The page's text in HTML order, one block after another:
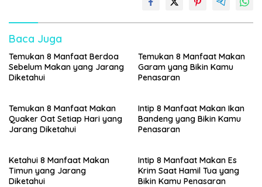
Baca Juga
Temukan 8 Manfaat Berdoa
Sebelum Makan yang Jarang
Diketahui
Temukan 8 Manfaat Makan
Garam yang Bikin Kamu
Penasaran
Temukan 8 Manfaat Makan
Quaker Oat Setiap Hari yang
Jarang Diketahui
Intip 8 Manfaat Makan Ikan
Bandeng yang Bikin Kamu
Penasaran
Ketahui 8 Manfaat Makan
Timun yang Jarang
Diketahui
Intip 8 Manfaat Makan Es
Krim Saat Hamil Tua yang
Bikin Kamu Penasaran